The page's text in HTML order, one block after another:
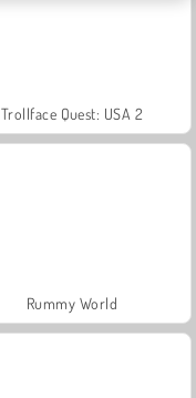
Trollface Quest: USA 2
Rummy World